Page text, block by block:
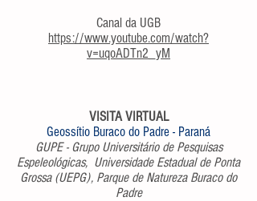
Canal da UGB
https://www.youtube.com/watch?
v=uqoADTn2_yM
VISITA VIRTUAL
Geossítio Buraco do Padre - Paraná
GUPE - Grupo Universitário de Pesquisas
Espeleológicas, Universidade Estadual de Ponta
Grossa (UEPG), Parque de Natureza Buraco do
Padre